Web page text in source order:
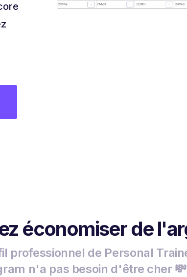
économiser de
professionnel de Personal
n'a pas besoin d'être cher 💸